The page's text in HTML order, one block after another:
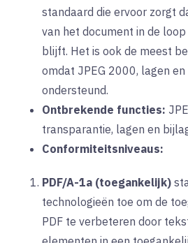
standaard die ervoor zorgt
van het document in de
blijft. Het is ook de meest
omdat JPEG 2000, lagen
ondersteund.
Ontbrekende functies:
transparantie, lagen en
Conformiteitsniveaus:
PDF/A-1a (toegankelijk)
technologieën toe om de
PDF te verbeteren door